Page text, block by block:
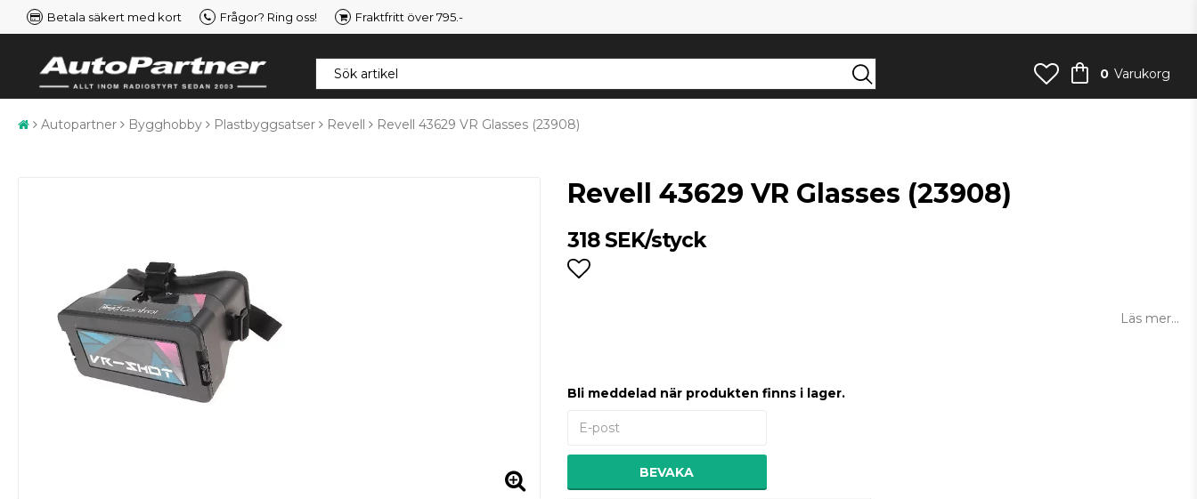
Betala säkert med kort Frågor? Ring oss! Fraktfritt över 795.-
0 Varukorg
Autopartner Bygghobby Plastbyggsatser Revell Revell 43629 VR Glasses (23908)
Revell 43629 VR Glasses (23908)
318 SEK/styck
Läs mer...
Bli meddelad när produkten finns i lager.
BEVAKA